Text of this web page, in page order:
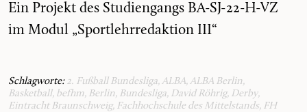
Ein Projekt des Studiengangs BA-SJ-22-H-VZ
im Modul „Sportlehrredaktion III“
Schlagworte: 2. Fußball Bundesliga, ALBA, ALBA Berlin,
Basketball, befhm, Berlin, Bundesliga, David Röhrig, Derby,
Eintracht Braunschweig, Fachhochschule des Mittelstands, FH